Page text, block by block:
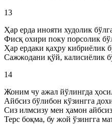
13
Ҳар ерда инояти худолик
Фисқ охири поку порсолик
Ҳар ердаки қаҳру кибриёлик
Сажжодани қўй, калисиёлик
14
Жоним чу ажал йўлингда
Айбсиз бўлибон кўзингга
Сиз илмсизу мен ҳамон
Терс боқма, бу жой ўзингга